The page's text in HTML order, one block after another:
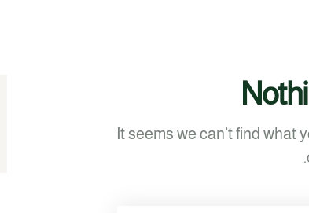
It seems we can’t find what